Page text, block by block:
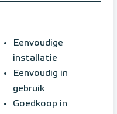
Eenvoudige
installatie
Eenvoudig in
gebruik
Goedkoop in